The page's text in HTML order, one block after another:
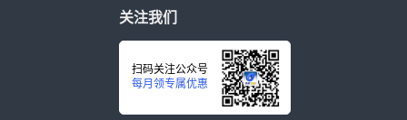
关注我们
扫码关注公众号
每月领专属优惠